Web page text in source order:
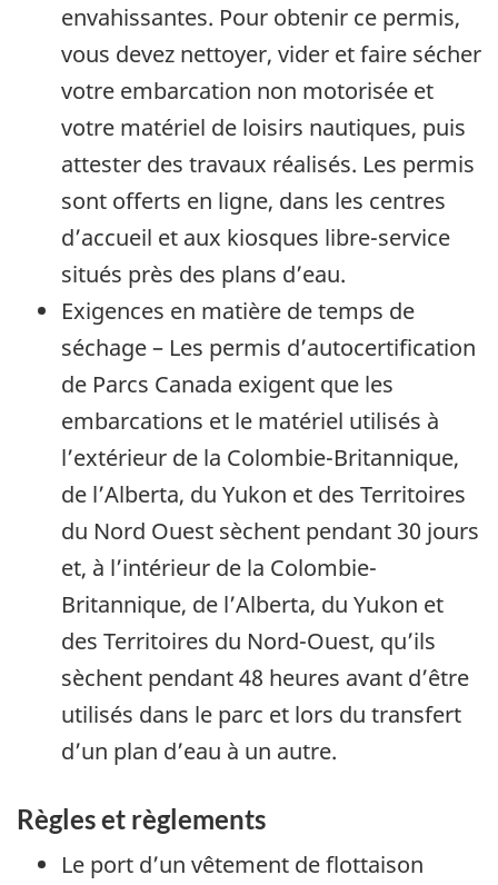
envahissantes. Pour obtenir ce permis,
vous devez nettoyer, vider et faire sécher
votre embarcation non motorisée et
votre matériel de loisirs nautiques, puis
attester des travaux réalisés. Les permis
sont offerts en ligne, dans les centres
d’accueil et aux kiosques libre-service
situés près des plans d’eau.
Exigences en matière de temps de
séchage – Les permis d’autocertification
de Parcs Canada exigent que les
embarcations et le matériel utilisés à
l’extérieur de la Colombie-Britannique,
de l’Alberta, du Yukon et des Territoires
du Nord Ouest sèchent pendant 30 jours
et, à l’intérieur de la Colombie-
Britannique, de l’Alberta, du Yukon et
des Territoires du Nord-Ouest, qu’ils
sèchent pendant 48 heures avant d’être
utilisés dans le parc et lors du transfert
d’un plan d’eau à un autre.
Règles et règlements
Le port d’un vêtement de flottaison